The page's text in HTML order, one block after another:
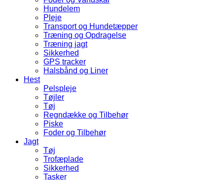
Hundelem
Pleje
Transport og Hundetæpper
Træning og Opdragelse
Træning jagt
Sikkerhed
GPS tracker
Halsbånd og Liner
Hest
Pelspleje
Tøjler
Tøj
Regndække og Tilbehør
Piske
Foder og Tilbehør
Jagt
Tøj
Trofæplade
Sikkerhed
Tasker